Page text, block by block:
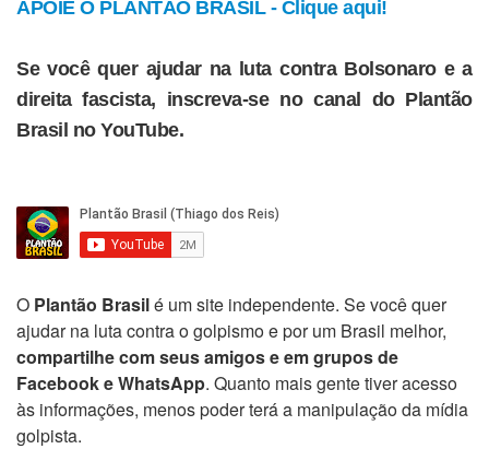
APOIE O PLANTÃO BRASIL - Clique aqui!
Se você quer ajudar na luta contra Bolsonaro e a
direita fascista, inscreva-se no canal do Plantão
Brasil no YouTube.
O Plantão Brasilé um site independente. Se você quer
ajudar na luta contra o golpismo e por um Brasil melhor,
compartilhe com seus amigos e em grupos de
Facebook e WhatsApp. Quanto mais gente tiver acesso
às informações, menos poder terá a manipulação da mídia
golpista.